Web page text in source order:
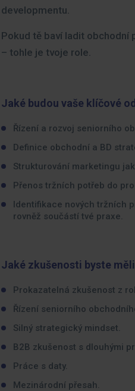
developmentu.
Pokud tě baví ladit obchodní
– tohle je tvoje role.
Jaké budou vaše klíčové
Řízení a rozvoj seniorního
Definice obchodní a BD
Strukturování marketingu
Přenos tržních potřeb do
Identifikace nových tržních
rovněž součástí tvé praxe.
Jaké zkušenosti byste
Prokazatelná zkušenost z
Řízení seniorního
Silný strategický mindset.
B2B zkušenost s dlouhými
Práce s daty.
Mezinárodní přesah.